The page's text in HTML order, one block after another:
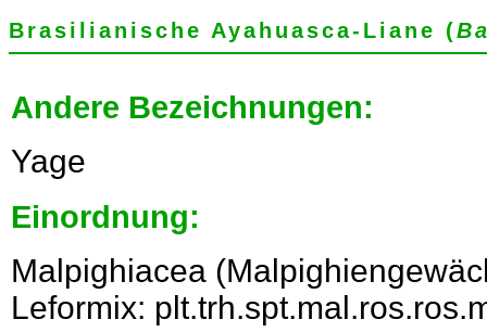
Brasilianische Ayahuasca-Liane (
Andere Bezeichnungen:
Yage
Einordnung:
Malpighiacea
Leformix: